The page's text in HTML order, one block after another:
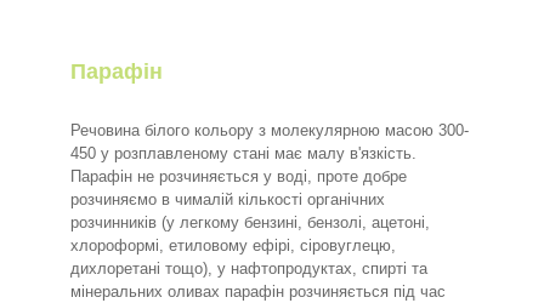
Парафін
Речовина білого кольору з молекулярною масою 300-
450 у розплавленому стані має малу в'язкість.
Парафін не розчиняється у воді, проте добре
розчиняємо в чималій кількості органічних
розчинників (у легкому бензині, бензолі, ацетоні,
хлороформі, етиловому ефірі, сіровуглецю,
дихлоретані тощо), у нафтопродуктах, спирті та
мінеральних оливах парафін розчиняється під час